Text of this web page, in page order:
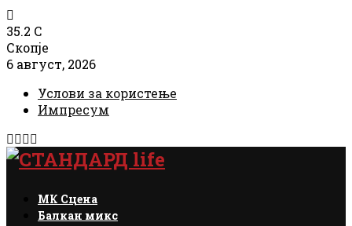
35.2 C
Скопје
6 август, 2026
Услови за користење
Импресум
Facebook
Instagram
Email
МК Сцена
Балкан микс